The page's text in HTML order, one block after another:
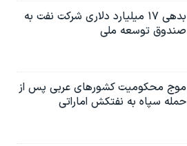
بدهی ۱۷ میلیارد دلاری شرکت نفت به
صندوق توسعه ملی
موج محکومیت کشورهای عربی پس از
حمله سپاه به نفتکش اماراتی